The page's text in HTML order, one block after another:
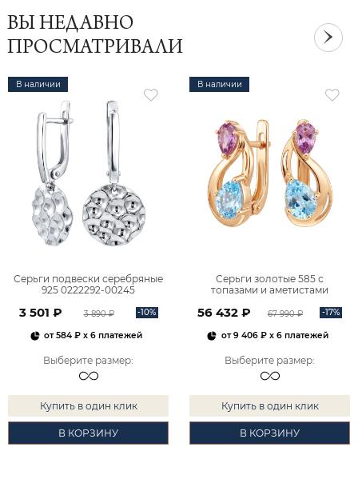
ВЫ НЕДАВНО
ПРОСМАТРИВАЛИ
В наличии
Серьги подвески серебряные
925 0222292-00245
3 501 ₽ 3 890 ₽ -10%
от584 ₽ x 6 платежей
Выберите размер:
Купить в один клик
В КОРЗИНУ
В наличии
Серьги золотые 585 с
топазами и аметистами
56 432 ₽ 67 990 ₽ -17%
от9 406 ₽x 6 платежей
Выберите размер:
Купить в один клик
В КОРЗИНУ